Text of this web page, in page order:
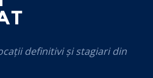
definitivi și stagiari din